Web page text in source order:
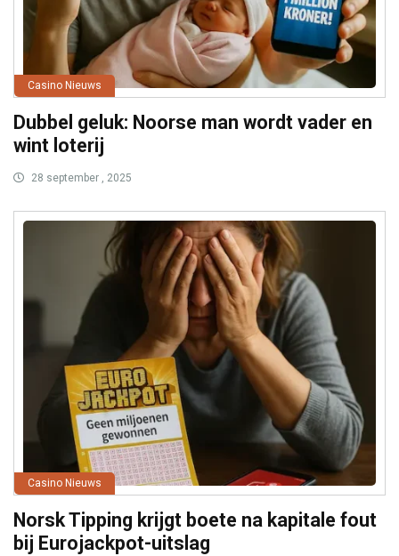
Casino Nieuws
Dubbel geluk: Noorse man wordt vader en
wint loterij
28 september , 2025
Casino Nieuws
Norsk Tipping krijgt boete na kapitale fout
bij Eurojackpot-uitslag